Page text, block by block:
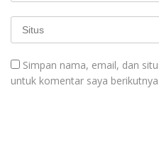
Simpan nama, email, dan
untuk komentar saya berikutnya.